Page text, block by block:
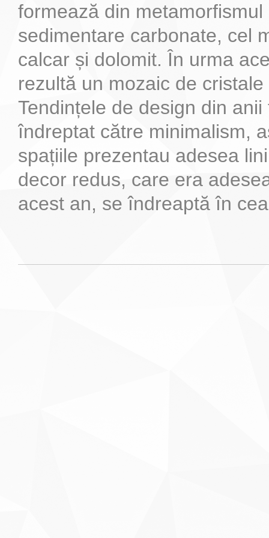
formează din metamorfismul
sedimentare carbonate, cel
calcar și dolomit. În urma
rezultă un mozaic de
Tendințele de design din
îndreptat către minimalism,
spațiile prezentau adesea
decor redus, care era
acest an, se îndreaptă în